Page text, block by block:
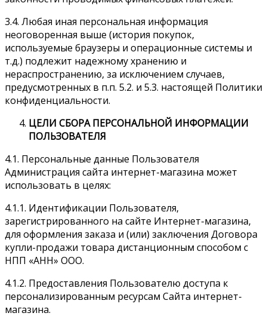
3.4. Любая иная персональная информация
неоговоренная выше (история покупок,
используемые браузеры и операционные системы и
т.д.) подлежит надежному хранению и
нераспространению, за исключением случаев,
предусмотренных в п.п. 5.2. и 5.3. настоящей Политики
конфиденциальности.
ЦЕЛИ СБОРА ПЕРСОНАЛЬНОЙ ИНФОРМАЦИИ
ПОЛЬЗОВАТЕЛЯ
4.1. Персональные данные Пользователя
Администрация сайта интернет-магазина может
использовать в целях:
4.1.1. Идентификации Пользователя,
зарегистрированного на сайте Интернет-магазина,
для оформления заказа и (или) заключения Договора
купли-продажи товара дистанционным способом с
НПП «АНН» ООО.
4.1.2. Предоставления Пользователю доступа к
персонализированным ресурсам Сайта интернет-
магазина.